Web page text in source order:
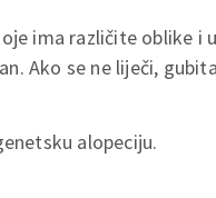
ima različite oblike i
Ako se ne liječi,
alopeciju.